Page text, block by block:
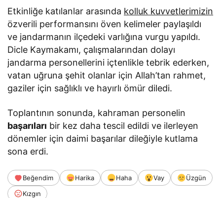
Etkinliğe katılanlar arasında kolluk kuvvetlerimizin
özverili performansını öven kelimeler paylaşıldı
ve jandarmanın ilçedeki varlığına vurgu yapıldı.
Dicle Kaymakamı, çalışmalarından dolayı
jandarma personellerini içtenlikle tebrik ederken,
vatan uğruna şehit olanlar için Allah’tan rahmet,
gaziler için sağlıklı ve hayırlı ömür diledi.
Toplantının sonunda, kahraman personelin
başarıları bir kez daha tescil edildi ve ilerleyen
dönemler için daimi başarılar dileğiyle kutlama
sona erdi.
Beğendim Harika Haha Vay
Üzgün
Kızgın